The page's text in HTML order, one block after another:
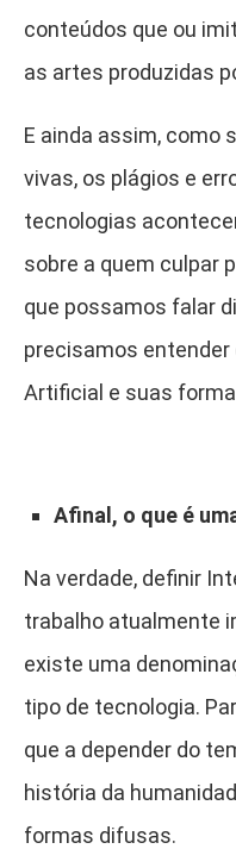
conteúdos que ou
as artes produzidas
E ainda assim, como
vivas, os plágios e
tecnologias
sobre a quem culpar
que possamos falar
precisamos entender
Artificial e suas
Afinal, o que é
Na verdade, definir
trabalho atualmente
existe uma
tipo de tecnologia.
que a depender do
história da
formas difusas.